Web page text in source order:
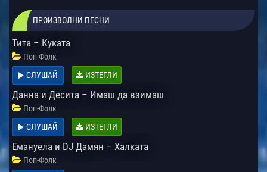
ПРОИЗВОЛНИ ПЕСНИ
Тита – Куката
Поп-Фолк
СЛУШАЙ
ИЗТЕГЛИ
Данна и Десита – Имаш да взимаш
Поп-Фолк
СЛУШАЙ
ИЗТЕГЛИ
Емануела и DJ Дамян – Халката
Поп-Фолк